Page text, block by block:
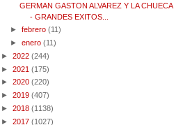
GERMAN GASTON ALVAREZ Y LA CHUECA
- GRANDES EXITOS...
►febrero (11)
►enero (11)
► 2022 (244)
► 2021 (175)
► 2020 (220)
► 2019 (407)
► 2018 (1138)
► 2017 (1027)